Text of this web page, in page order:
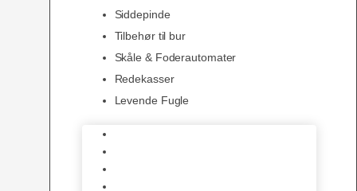
Siddepinde
Tilbehør til bur
Skåle & Foderautomater
Redekasser
Levende Fugle